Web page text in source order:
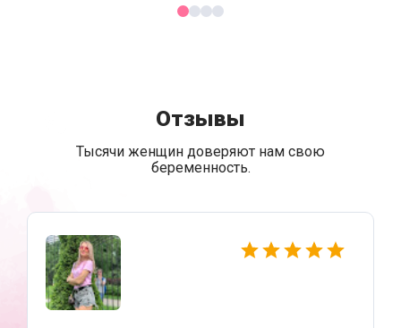
Отзывы
Тысячи женщин доверяют нам свою
беременность.